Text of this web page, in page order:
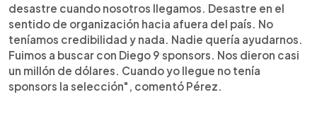
desastre cuando nosotros llegamos. Desastre en el
sentido de organización hacia afuera del país. No
teníamos credibilidad y nada. Nadie quería ayudarnos.
Fuimos a buscar con Diego 9 sponsors. Nos dieron casi
un millón de dólares. Cuando yo llegue no tenía
sponsors la selección", comentó Pérez.